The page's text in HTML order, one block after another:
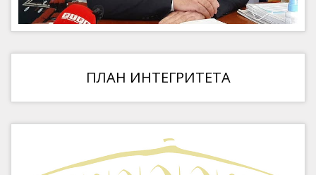
ПЛАН ИНТЕГРИТЕТА